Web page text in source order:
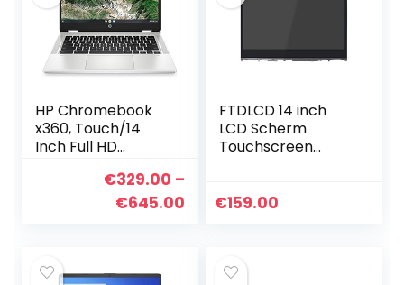
HP Chromebook
x360, Touch/14
Inch Full HD
INTEL PENTIUM
N5030 (GEMINI
€329.00 –
€645.00Prijsklasse:
€645.00
FTDLCD 14 inch
LCD Scherm
Touchscreen
Vervanging
Lenovo…
€159.00